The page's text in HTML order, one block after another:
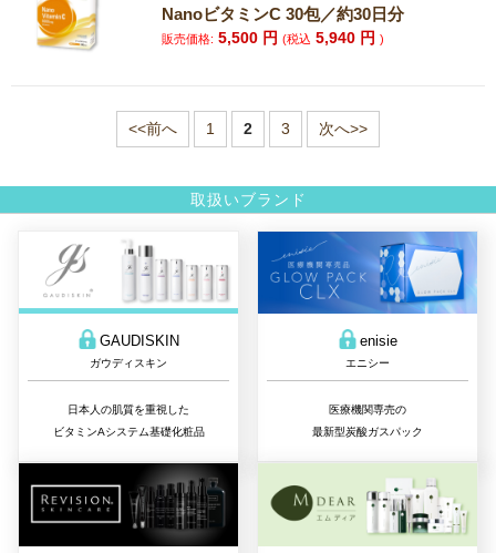
NanoビタミンC 30包／約30日分
販売価格: 5,500 円(税込 5,940 円)
<<前へ 1 2 3 次へ>>
取扱いブランド
GAUDISKIN
ガウディスキン
日本人の肌質を重視した
ビタミンAシステム基礎化粧品
enisie
エニシー
医療機関専売の
最新型炭酸ガスパック